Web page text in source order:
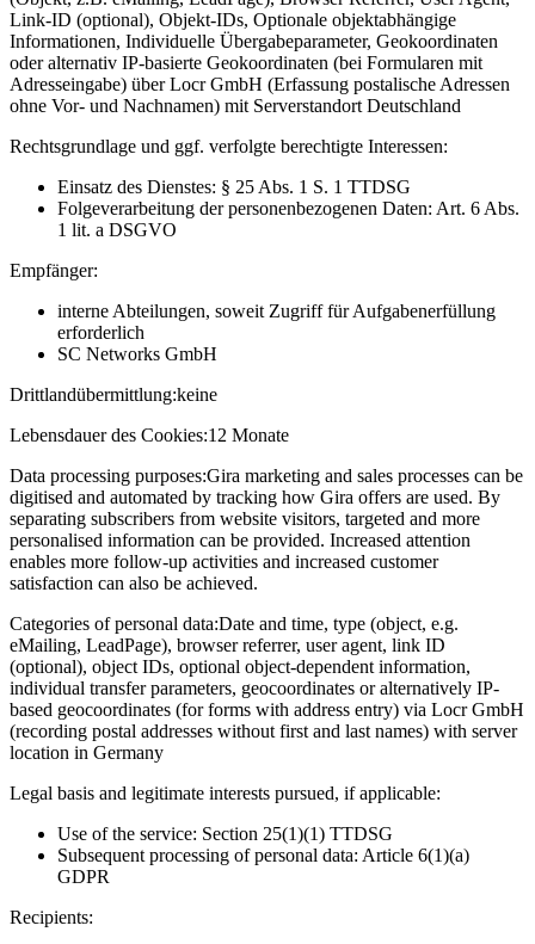
Link-ID (optional), Objekt-IDs, Optionale objektabhängige
Informationen, Individuelle Übergabeparameter, Geokoordinaten
oder alternativ IP-basierte Geokoordinaten (bei Formularen mit
Adresseingabe) über Locr GmbH (Erfassung postalische Adressen
ohne Vor- und Nachnamen) mit Serverstandort Deutschland
Rechtsgrundlage und ggf. verfolgte berechtigte Interessen:
Einsatz des Dienstes: § 25 Abs. 1 S. 1 TTDSG
Folgeverarbeitung der personenbezogenen Daten: Art. 6 Abs.
1 lit. a DSGVO
Empfänger:
interne Abteilungen, soweit Zugriff für Aufgabenerfüllung
erforderlich
SC Networks GmbH
Drittlandübermittlung:keine
Lebensdauer des Cookies:12 Monate
Data processing purposes:Gira marketing and sales processes can be
digitised and automated by tracking how Gira offers are used. By
separating subscribers from website visitors, targeted and more
personalised information can be provided. Increased attention
enables more follow-up activities and increased customer
satisfaction can also be achieved.
Categories of personal data:Date and time, type (object, e.g.
eMailing, LeadPage), browser referrer, user agent, link ID
(optional), object IDs, optional object-dependent information,
individual transfer parameters, geocoordinates or alternatively IP-
based geocoordinates (for forms with address entry) via Locr GmbH
(recording postal addresses without first and last names) with server
location in Germany
Legal basis and legitimate interests pursued, if applicable:
Use of the service: Section 25(1)(1) TTDSG
Subsequent processing of personal data: Article 6(1)(a)
GDPR
Recipients: